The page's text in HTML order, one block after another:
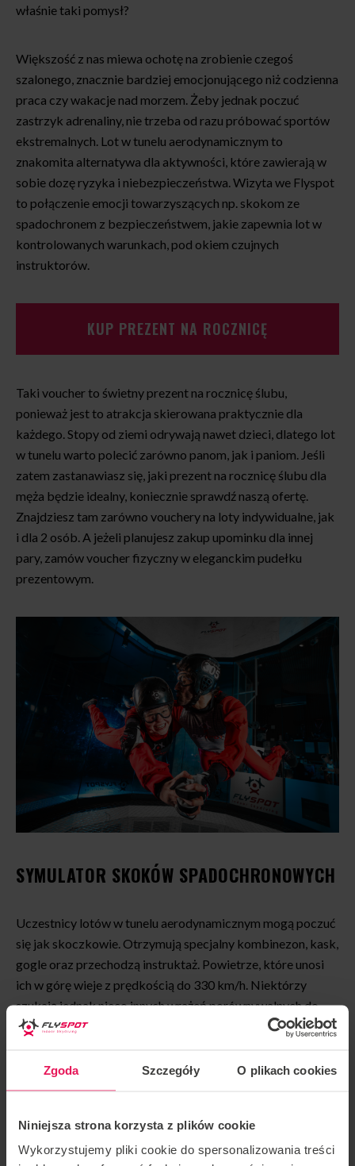
Zgoda Szczegóły O plikach cookies
Niniejsza strona korzysta z plików cookie
Wykorzystujemy pliki cookie do spersonalizowania treści
właśnie taki pomysł?
Większość z nas miewa ochotę na zrobienie czegoś
szalonego, znacznie bardziej emocjonującego niż codzienna
praca czy wakacje nad morzem. Żeby jednak poczuć
zastrzyk adrenaliny, nie trzeba od razu próbować sportów
ekstremalnych. Lot w tunelu aerodynamicznym to
znakomita alternatywa dla aktywności, które zawierają w
sobie dozę ryzyka i niebezpieczeństwa. Wizyta we Flyspot
to połączenie emocji towarzyszących np. skokom ze
spadochronem z bezpieczeństwem, jakie zapewnia lot w
kontrolowanych warunkach, pod okiem czujnych
instruktorów.
KUP PREZENT NA ROCZNICĘ
Taki voucher to świetny prezent na rocznicę ślubu,
ponieważ jest to atrakcja skierowana praktycznie dla
każdego. Stopy od ziemi odrywają nawet dzieci, dlatego lot
w tunelu warto polecić zarówno panom, jak i paniom. Jeśli
zatem zastanawiasz się, jaki prezent na rocznicę ślubu dla
męża będzie idealny, koniecznie sprawdź naszą ofertę.
Znajdziesz tam zarówno vouchery na loty indywidualne, jak
i dla 2 osób. A jeżeli planujesz zakup upominku dla innej
pary, zamów voucher fizyczny w eleganckim pudełku
prezentowym.
SYMULATOR SKOKÓW SPADOCHRONOWYCH
Uczestnicy lotów w tunelu aerodynamicznym mogą poczuć
się jak skoczkowie. Otrzymują specjalny kombinezon, kask,
gogle oraz przechodzą instruktaż. Powietrze, które unosi
ich w górę wieje z prędkością do 330 km/h. Niektórzy
szukają jednak nieco innych wrażeń porównywalnych do
skoku ze spadochronem. Co zatem można im
skoków spadochronowychto nowa atrakcja w ofercie
Flyspot Warszawa.
Czym różni się symulator od lotu w tunelu? Przede
wszystkim widokami i odczuciami. Celem tej atrakcji jest